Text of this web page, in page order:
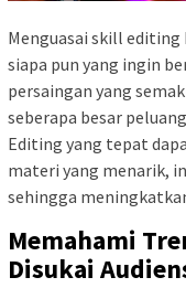
Menguasai skill
siapa pun yang ingin
persaingan yang
seberapa besar
Editing yang tepat
materi yang menarik,
sehingga
Memahami
Disukai